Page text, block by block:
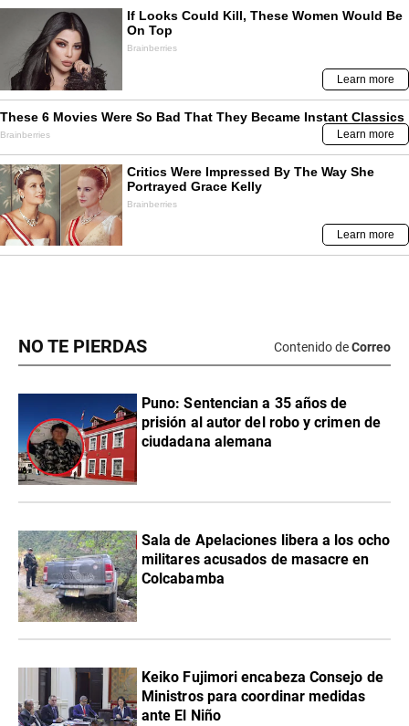
NO TE PIERDAS Contenido deCorreo
Puno: Sentencian a 35 años de
prisión al autor del robo y crimen de
ciudadana alemana
Sala de Apelaciones libera a los ocho
militares acusados de masacre en
Colcabamba
Keiko Fujimori encabeza Consejo de
Ministros para coordinar medidas
ante El Niño